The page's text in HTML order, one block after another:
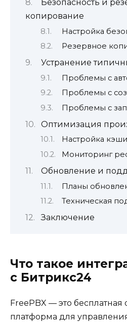
Безопасность и
копирование
Настройка
Резервное
Устранение
Проблемы с
Проблемы с
Проблемы с
Оптимизация
Настройка
Мониторинг
Обновление и
Планы
Техническая
Заключение
Что такое
с Битрикс24
FreePBX — это бесплатная
платформа для